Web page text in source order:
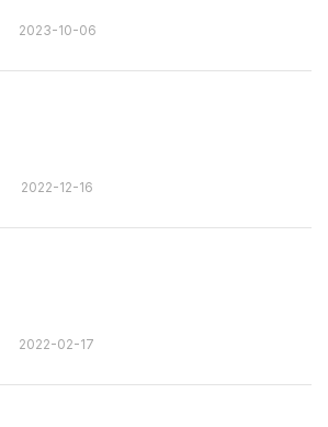
2023-10-06
2022-12-16
2022-02-17